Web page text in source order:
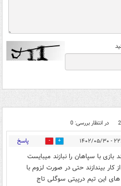
در انتظار بررسی: 0
۰۵/۳۰ 0 پاسخ
بازی با سپاهان را نبازند میبایست
کار بیندازند حتی در صورت لزوم با
این تیم درپیتی سوگلی تاج